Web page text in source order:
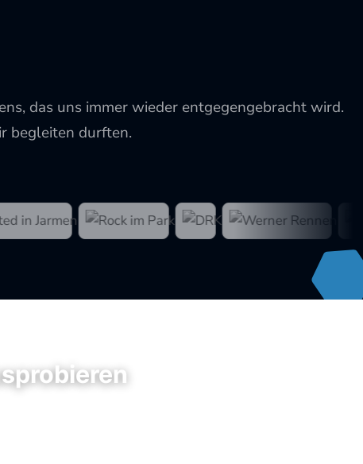
das uns immer wieder entgegengebracht wird.
begleiten durften.